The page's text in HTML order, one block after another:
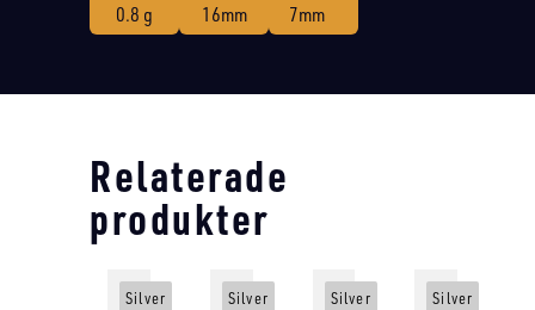
0.8 g
16mm
7mm
Relaterade
produkter
Silver Silver Silver Silver